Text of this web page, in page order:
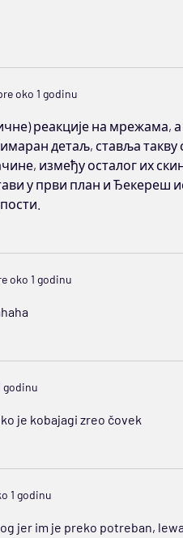
oko 1 godinu
реакције на мрежама,
детаљ, ставља
између осталог их
у први план и Ђекереш
oko 1 godinu
godinu
je kobajagi zreo čovek
1 godinu
jer im je preko potreban,